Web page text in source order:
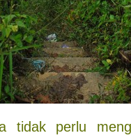
tidak perlu